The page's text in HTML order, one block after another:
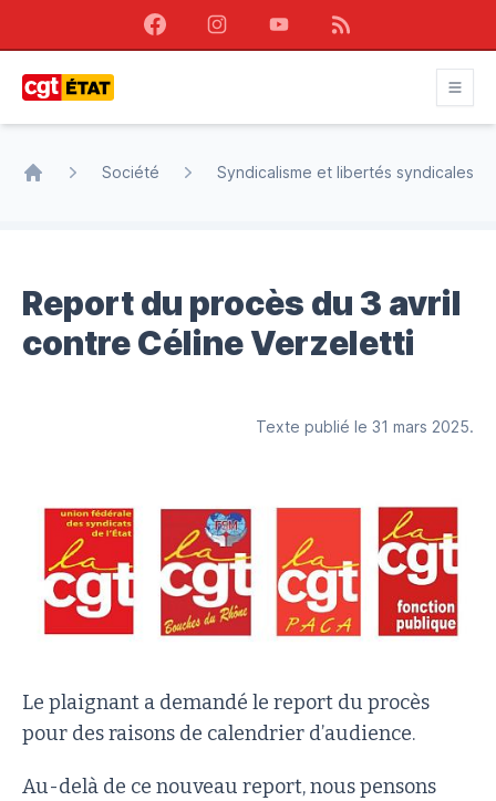
FacebookInstagramYoutubeRSS
Société Syndicalisme et libertés syndicales
Report du procès du 3 avril
contre Céline Verzeletti
Texte publié le 31 mars 2025.
Le plaignant a demandé le report du procès
pour des raisons de calendrier d’audience.
Au-delà de ce nouveau report, nous pensons